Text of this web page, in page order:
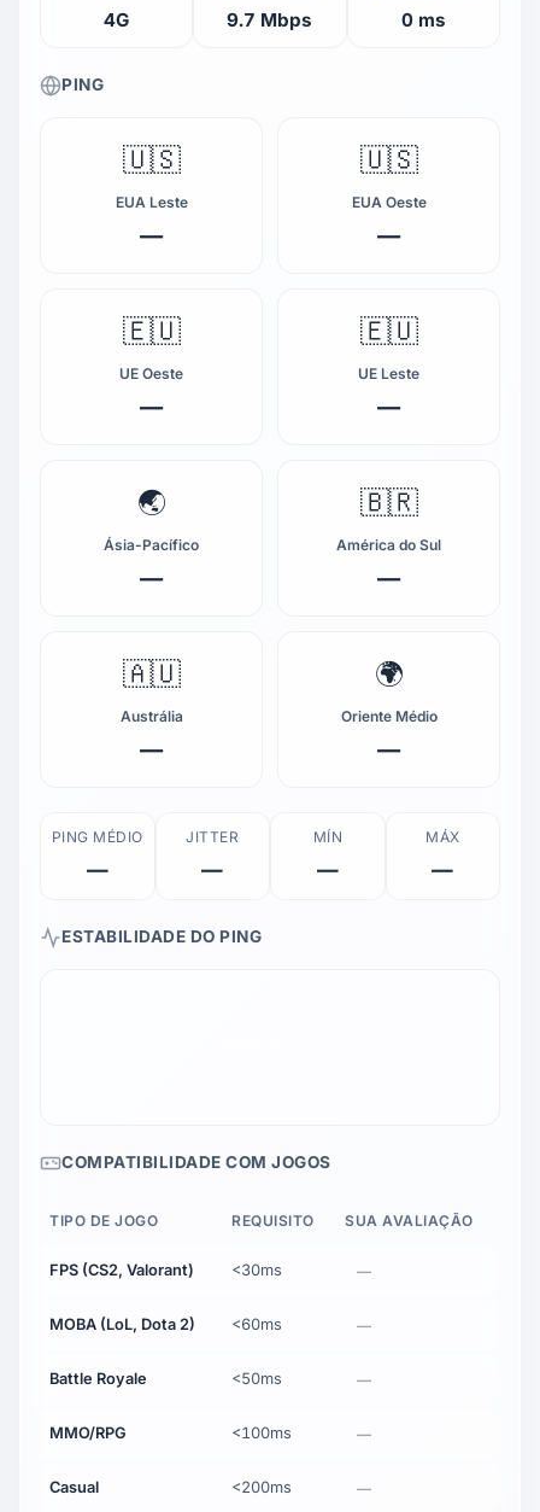
4G 9.7 Mbps 0 ms
PING
🇺🇸
EUA Leste
—
🇺🇸
EUA Oeste
—
🇪🇺
UE Oeste
—
🇪🇺
UE Leste
—
🌏
Ásia-Pacífico
—
🇧🇷
América do Sul
—
🇦🇺
Austrália
—
🌍
Oriente Médio
—
PING MÉDIO
—
JITTER
—
MÍN
—
MÁX
—
ESTABILIDADE DO PING
COMPATIBILIDADE COM JOGOS
TIPO DE JOGO REQUISITO SUA AVALIAÇÃO
FPS (CS2, Valorant) <30ms —
MOBA (LoL, Dota 2) <60ms —
Battle Royale <50ms —
MMO/RPG <100ms —
Casual <200ms —